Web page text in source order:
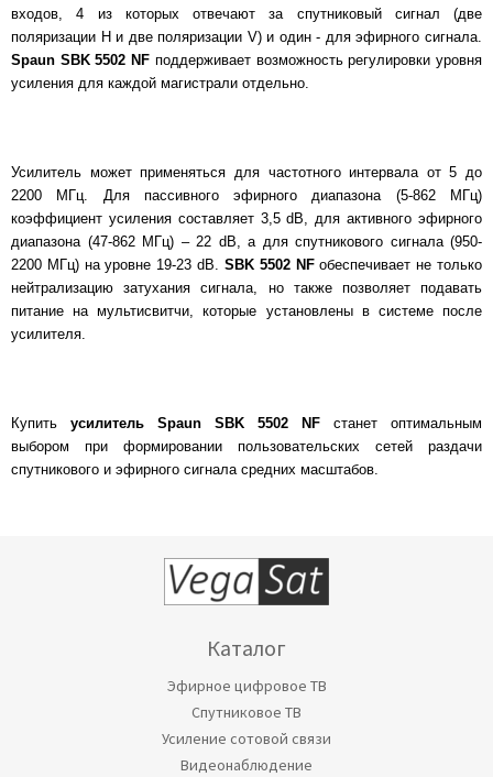
входов, 4 из которых отвечают за спутниковый сигнал (две
поляризации H и две поляризации V) и один - для эфирного сигнала.
Spaun SBK 5502 NF поддерживает возможность регулировки уровня
усиления для каждой магистрали отдельно.
Усилитель может применяться для частотного интервала от 5 до
2200 МГц. Для пассивного эфирного диапазона (5-862 МГц)
коэффициент усиления составляет 3,5 dB, для активного эфирного
диапазона (47-862 МГц) – 22 dB, а для спутникового сигнала (950-
2200 МГц) на уровне 19-23 dB. SBK 5502 NFобеспечивает не только
нейтрализацию затухания сигнала, но также позволяет подавать
питание на мультисвитчи, которые установлены в системе после
усилителя.
Купить усилитель Spaun SBK 5502 NF станет оптимальным
выбором при формировании пользовательских сетей раздачи
спутникового и эфирного сигнала средних масштабов.
Каталог
Эфирное цифровое ТВ
Спутниковое ТВ
Усиление сотовой связи
Видеонаблюдение